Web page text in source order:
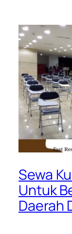
Sewa
Untuk
Daerah